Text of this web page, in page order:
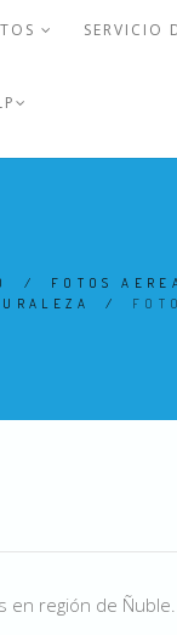
SERVICIO
/ FOTOS
/
región de Ñuble.